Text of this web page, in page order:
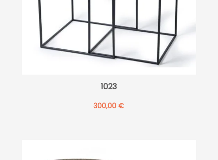
1023
300,00€